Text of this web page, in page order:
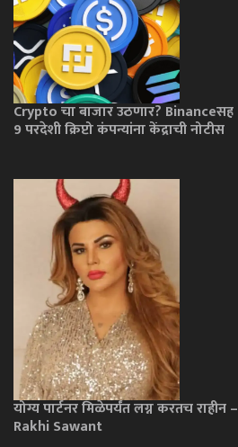
Crypto चा बाजार उठणार? Binanceसह
9 परदेशी क्रिप्टो कंपन्यांना केंद्राची नोटीस
योग्य पार्टनर मिळेपर्यंत लग्न करतच राहीन –
Rakhi Sawant